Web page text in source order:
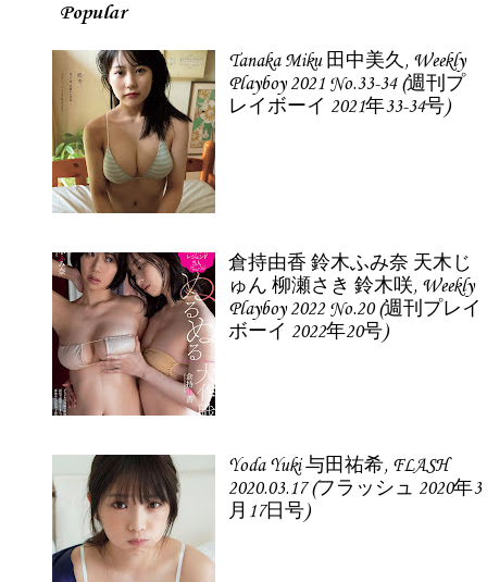
Popular
Tanaka Miku 田中美久, Weekly
Playboy 2021 No.33-34 (週刊プ
レイボーイ 2021年33-34号)
倉持由香 鈴木ふみ奈 天木じ
ゅん 柳瀬さき 鈴木咲, Weekly
Playboy 2022 No.20 (週刊プレイ
ボーイ 2022年20号)
Yoda Yuki 与田祐希, FLASH
2020.03.17 (フラッシュ 2020年3
月17日号)